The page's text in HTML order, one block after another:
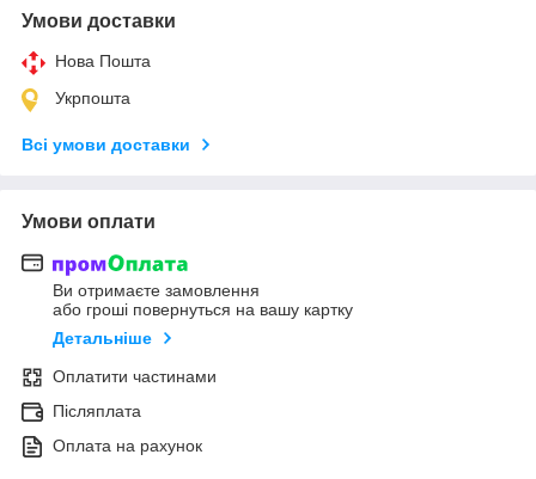
Умови доставки
Нова Пошта
Укрпошта
Всі умови доставки
Умови оплати
Ви отримаєте замовлення
або гроші повернуться на вашу картку
Детальніше
Оплатити частинами
Післяплата
Оплата на рахунок